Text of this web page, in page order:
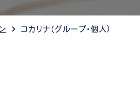
コカリナ（グループ・個人）